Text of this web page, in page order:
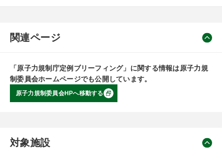
関連ページ
「原子力規制庁定例ブリーフィング」に関する情報は原子力規
制委員会ホームページでも公開しています。
原子力規制委員会HPへ移動する
対象施設